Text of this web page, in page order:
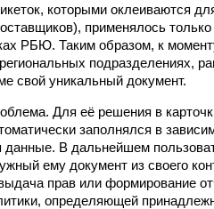
которыми оклеиваются
применялось
РБЮ. Таким образом, к
подразделениях,
свой уникальный документ.
Для её решения в
заполнялся в
данные. В дальнейшем
ему документ из своего
прав или формирование
определяющей